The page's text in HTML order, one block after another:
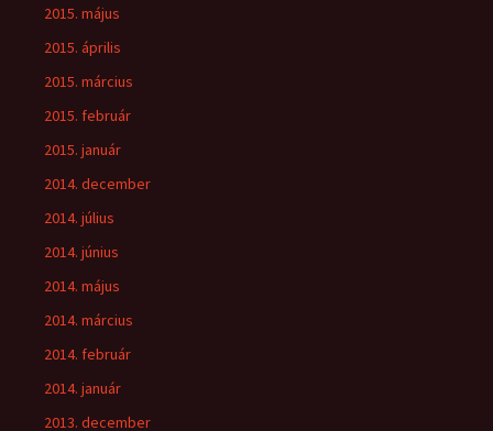
2015. május
2015. április
2015. március
2015. február
2015. január
2014. december
2014. július
2014. június
2014. május
2014. március
2014. február
2014. január
2013. december